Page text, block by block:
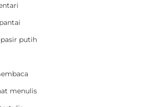
putih
menulis